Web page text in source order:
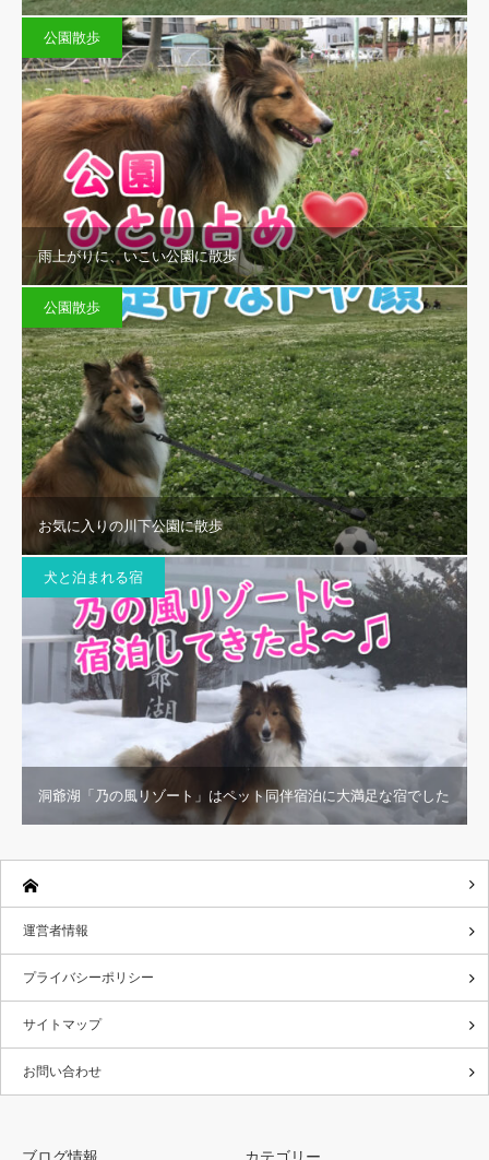
公園散歩
雨上がりに、いこい公園に散歩
公園散歩
お気に入りの川下公園に散歩
犬と泊まれる宿
洞爺湖「乃の風リゾート」はペット同伴宿泊に大満足な宿でした
運営者情報
プライバシーポリシー
サイトマップ
お問い合わせ